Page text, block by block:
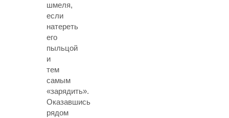
шмеля,
если
натереть
его
пыльцой
и
тем
самым
«зарядить».
Оказавшись
рядом